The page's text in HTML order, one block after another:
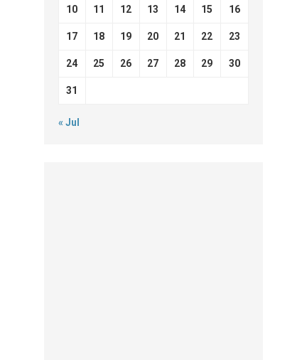
10 11 12 13 14 15 16
17 18 19 20 21 22 23
24 25 26 27 28 29 30
31
« Jul